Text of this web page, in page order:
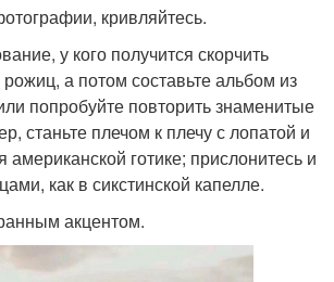
кривляйтесь.
у кого получится скорчить
а потом составьте альбом из
попробуйте повторить знаменитые
станьте плечом к плечу с лопатой и
готике; прислонитесь и
как в сикстинской капелле.
акцентом.